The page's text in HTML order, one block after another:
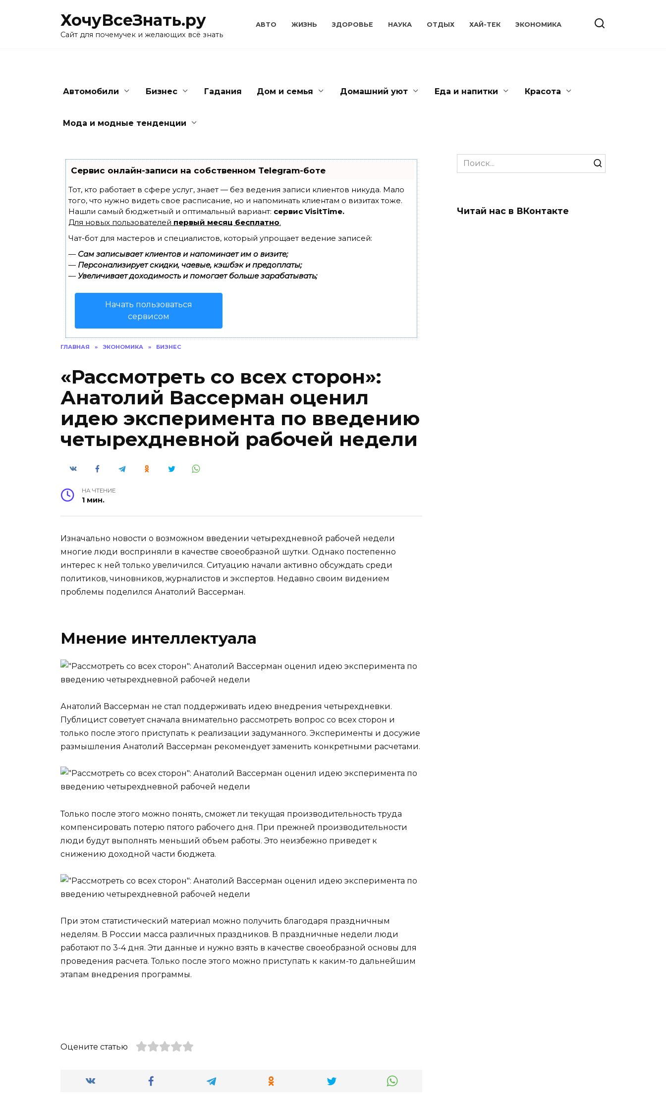
ХочуВсеЗнать.ру
Сайт для почемучек и желающих всё знать
АВТО ЖИЗНЬ ЗДОРОВЬЕ НАУКА ОТДЫХ ХАЙ-ТЕК ЭКОНОМИКА
Автомобили Бизнес Гадания Дом и семья Домашний уют Еда и напитки Красота
Мода и модные тенденции
Сервис онлайн-записи на собственном Telegram-боте
Тот, кто работает в сфере услуг, знает — без ведения записи клиентов никуда. Мало
того, что нужно видеть свое расписание, но и напоминать клиентам о визитах тоже.
Нашли самый бюджетный и оптимальный вариант: сервис VisitTime.
Для новых пользователей первый месяц бесплатно.
Чат-бот для мастеров и специалистов, который упрощает ведение записей:
— Сам записывает клиентов и напоминает им о визите;
— Персонализирует скидки, чаевые, кэшбэк и предоплаты;
— Увеличивает доходимость и помогает больше зарабатывать;
Начать пользоваться
сервисом
ГЛАВНАЯ » ЭКОНОМИКА » БИЗНЕС
«Рассмотреть со всех сторон»:
Анатолий Вассерман оценил
идею эксперимента по введению
четырехдневной рабочей недели
НА ЧТЕНИЕ
1 мин.
Изначально новости о возможном введении четырехдневной рабочей недели
многие люди восприняли в качестве своеобразной шутки. Однако постепенно
интерес к ней только увеличился. Ситуацию начали активно обсуждать среди
политиков, чиновников, журналистов и экспертов. Недавно своим видением
проблемы поделился Анатолий Вассерман.
Мнение интеллектуала
Анатолий Вассерман не стал поддерживать идею внедрения четырехдневки.
Публицист советует сначала внимательно рассмотреть вопрос со всех сторон и
только после этого приступать к реализации задуманного. Эксперименты и досужие
размышления Анатолий Вассерман рекомендует заменить конкретными расчетами.
Только после этого можно понять, сможет ли текущая производительность труда
компенсировать потерю пятого рабочего дня. При прежней производительности
люди будут выполнять меньший объем работы. Это неизбежно приведет к
снижению доходной части бюджета.
При этом статистический материал можно получить благодаря праздничным
неделям. В России масса различных праздников. В праздничные недели люди
работают по 3-4 дня. Эти данные и нужно взять в качестве своеобразной основы для
проведения расчета. Только после этого можно приступать к каким-то дальнейшим
этапам внедрения программы.
Оцените статью
Search
for:
Читай нас в ВКонтакте